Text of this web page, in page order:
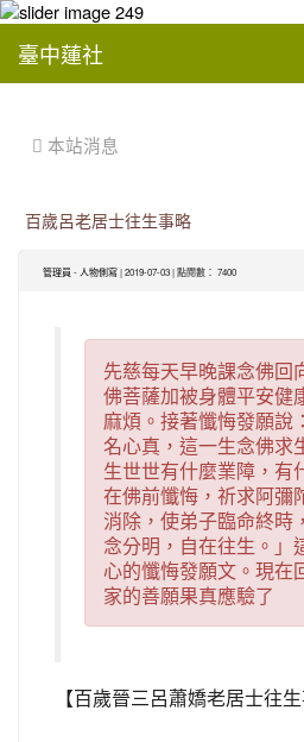
臺中蓮社
 本站消息
百歲呂老居士往生事略
管理員 - 人物側寫| 2019-07-03 | 點閱數： 7400
先慈每天早晚課念佛回
佛菩薩加被身體平安健
麻煩。接著懺悔發願說
名心真，這一生念佛求
生世世有什麼業障，有
在佛前懺悔，祈求阿彌
消除，使弟子臨命終時
念分明，自在往生。」
心的懺悔發願文。現在
家的善願果真應驗了
【百歲晉三呂蕭嬌老居士往